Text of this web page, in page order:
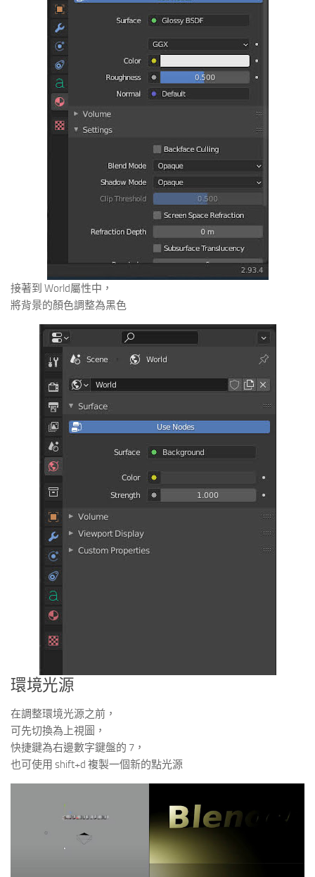
接著到 World屬性中，
將背景的顏色調整為黑色
環境光源
在調整環境光源之前，
可先切換為上視圖，
快捷鍵為右邊數字鍵盤的 7，
也可使用 shift+d 複製一個新的點光源